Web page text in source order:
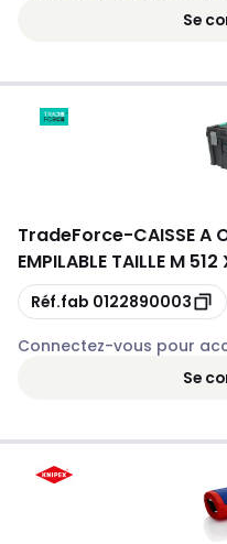
Se
TradeForce-CAISSE A
EMPILABLE TAILLE M
Copie
Réf.fab 0122890003
Connectez-vous pour
Se